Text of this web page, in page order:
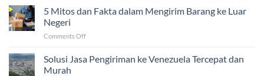
Luar
Tantangan
yang
Dihadapi
dalam
Pengiriman
5 Mitos dan Fakta dalam Mengirim Barang ke Luar
Negeri
Comments Offon
Mitos
dan
Solusi Jasa Pengiriman ke Venezuela Tercepat dan
Murah